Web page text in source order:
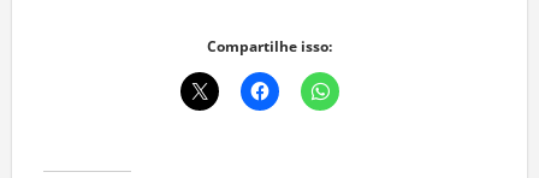
Compartilhe isso: